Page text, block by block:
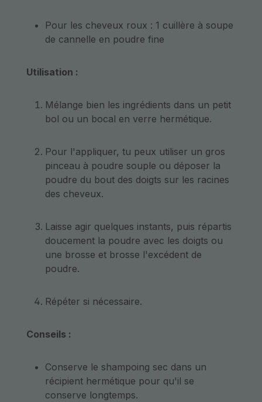
Pour les cheveux roux : 1 cuillère à soupe
de cannelle en poudre fine
Utilisation :
Mélange bien les ingrédients dans un petit
bol ou un bocal en verre hermétique.
Pour l'appliquer, tu peux utiliser un gros
pinceau à poudre souple ou déposer la
poudre du bout des doigts sur les racines
des cheveux.
Laisse agir quelques instants, puis répartis
doucement la poudre avec les doigts ou
une brosse et brosse l'excédent de
poudre.
Répéter si nécessaire.
Conseils :
Conserve le shampoing sec dans un
récipient hermétique pour qu'il se
conserve longtemps.